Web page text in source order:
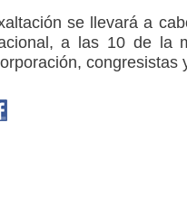
se llevará a
a las 10 de la
congresistas